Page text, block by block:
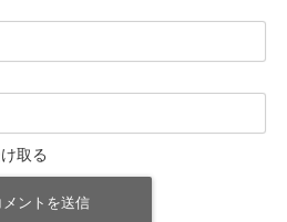
取る